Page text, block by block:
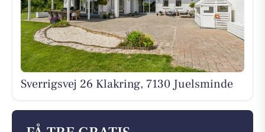
Sverrigsvej 26 Klakring, 7130 Juelsminde